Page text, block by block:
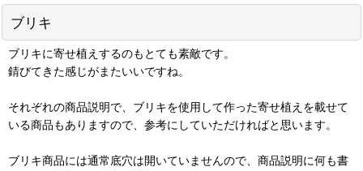
ブリキ
ブリキに寄せ植えするのもとても素敵です。
錆びてきた感じがまたいいですね。
それぞれの商品説明で、ブリキを使用して作った寄せ植えを載せて
いる商品もありますので、参考にしていただければと思います。
ブリキ商品には通常底穴は開いていませんので、商品説明に何も書